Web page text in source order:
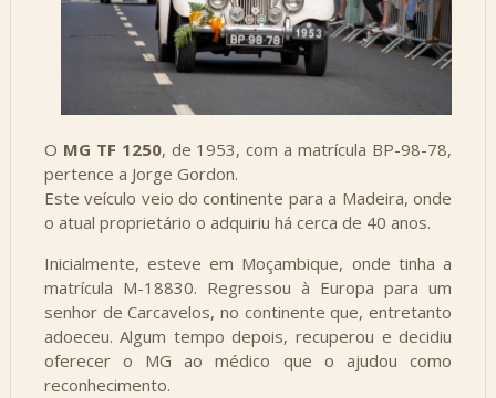
O MG TF 1250, de 1953, com a matrícula BP-98-78,
pertence a Jorge Gordon.
Este veículo veio do continente para a Madeira, onde
o atual proprietário o adquiriu há cerca de 40 anos.
Inicialmente, esteve em Moçambique, onde tinha a
matrícula M-18830. Regressou à Europa para um
senhor de Carcavelos, no continente que, entretanto
adoeceu. Algum tempo depois, recuperou e decidiu
oferecer o MG ao médico que o ajudou como
reconhecimento.